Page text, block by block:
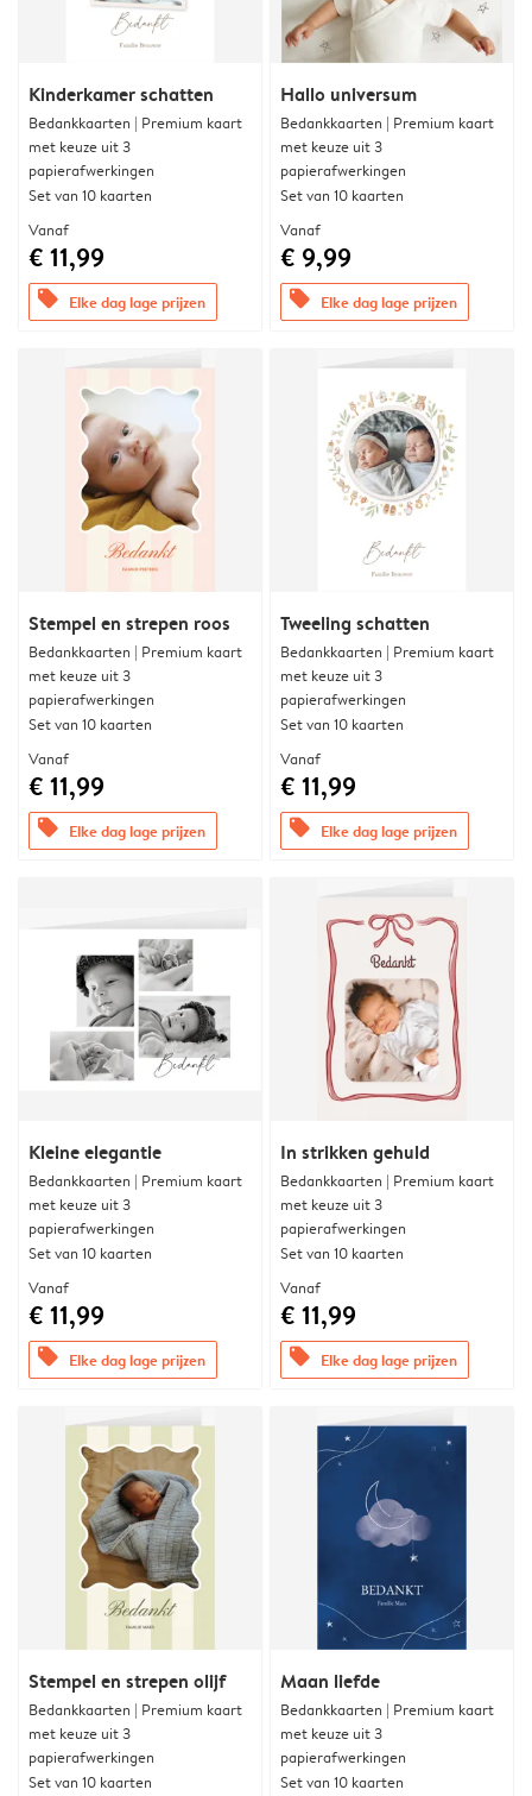
Kinderkamer schatten
Bedankkaarten | Premium kaart
met keuze uit 3
papierafwerkingen
Set van 10 kaarten
Vanaf
€ 11,99
offers Elke dag lage prijzen
Hallo universum
Bedankkaarten | Premium kaart
met keuze uit 3
papierafwerkingen
Set van 10 kaarten
Vanaf
€ 9,99
offers Elke dag lage prijzen
Stempel en strepen roos
Bedankkaarten | Premium kaart
met keuze uit 3
papierafwerkingen
Set van 10 kaarten
Vanaf
€ 11,99
offers Elke dag lage prijzen
Tweeling schatten
Bedankkaarten | Premium kaart
met keuze uit 3
papierafwerkingen
Set van 10 kaarten
Vanaf
€ 11,99
offers Elke dag lage prijzen
Kleine elegantie
Bedankkaarten | Premium kaart
met keuze uit 3
papierafwerkingen
Set van 10 kaarten
Vanaf
€ 11,99
offers Elke dag lage prijzen
In strikken gehuld
Bedankkaarten | Premium kaart
met keuze uit 3
papierafwerkingen
Set van 10 kaarten
Vanaf
€ 11,99
offers Elke dag lage prijzen
Stempel en strepen olijf
Bedankkaarten | Premium kaart
met keuze uit 3
papierafwerkingen
Set van 10 kaarten
Maan liefde
Bedankkaarten | Premium kaart
met keuze uit 3
papierafwerkingen
Set van 10 kaarten